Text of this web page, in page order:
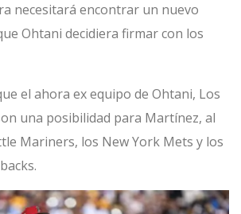
necesitará encontrar un nuevo
Ohtani decidiera firmar con los
el ahora ex equipo de Ohtani, Los
una posibilidad para Martínez, al
Mariners, los New York Mets y los